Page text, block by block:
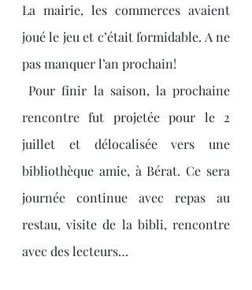
La mairie, les commerces avaient
joué le jeu et c’était formidable. A ne
pas manquer l’an prochain!
rencontre fut projetée pour le 2
juillet et délocalisée vers une
bibliothèque amie, à Bérat. Ce sera
journée continue avec repas au
restau, visite de la bibli, rencontre
avec des lecteurs…